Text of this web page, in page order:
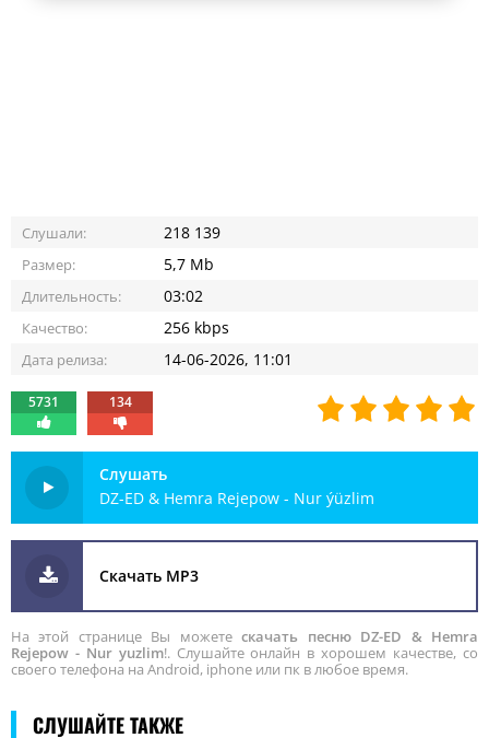
Слушали: 218 139
Размер: 5,7 Mb
Длительность: 03:02
Качество: 256 kbps
Дата релиза: 14-06-2026, 11:01
5731 134
Слушать
DZ-ED & Hemra Rejepow - Nur ýüzlim
Скачать MP3
На этой странице Вы можетескачать песню DZ-ED & Hemra
Rejepow - Nur yuzlim!. Слушайте онлайн в хорошем качестве, со
своего телефона на Android, iphone или пк в любое время.
СЛУШАЙТЕ ТАКЖЕ